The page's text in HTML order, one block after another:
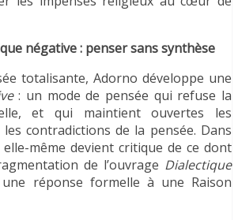
négative : penser sans synthèse
totalisante, Adorno développe une
: un mode de pensée qui refuse la
et qui maintient ouvertes les
contradictions de la pensée. Dans
même devient critique de ce dont
de l’ouvrage Dialectique
réponse formelle à une Raison